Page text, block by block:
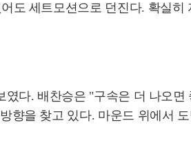
세트모션으로 던진다. 확실히
다. 배찬승은 "구속은 더 나오
향을 찾고 있다. 마운드 위에서